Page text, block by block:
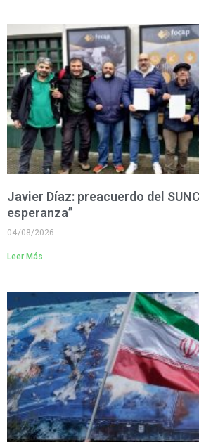
Javier Díaz: preacuerdo del
esperanza”
04/08/2026
Leer Más